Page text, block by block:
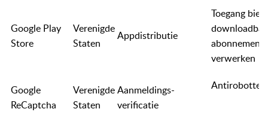
Google Play
Store
Verenigde
Staten
Appdistributie
Toegang
verwerken
Google
ReCaptcha
Verenigde
Staten
Aanmeldings-
verificatie